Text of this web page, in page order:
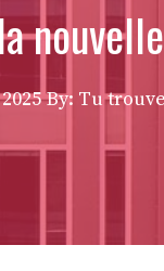
By: Tu